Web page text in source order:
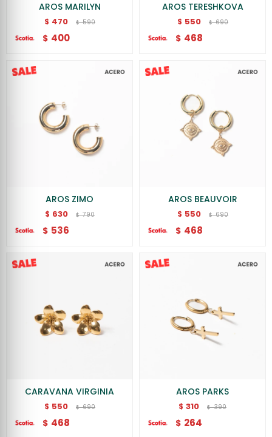
AROS MARILYN
$ 470 $ 590
$ 400
AROS TERESHKOVA
$ 550 $ 690
$ 468
AROS ZIMO
$ 630 $ 790
$ 536
AROS BEAUVOIR
$ 550 $ 690
$ 468
CARAVANA VIRGINIA
$ 550 $ 690
$ 468
AROS PARKS
$ 310 $ 390
$ 264